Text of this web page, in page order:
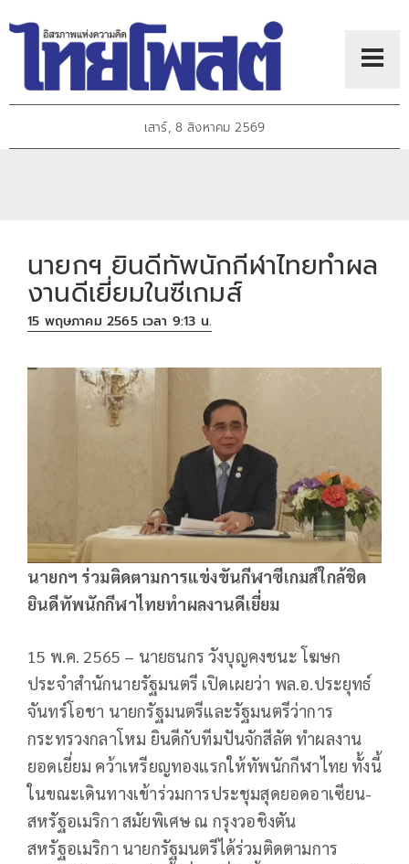
เสาร์, 8 สิงหาคม 2569
นายกฯ ยินดีทัพนักกีฬาไทยทำผล
งานดีเยี่ยมในซีเกมส์
15 พฤษภาคม 2565 เวลา 9:13 น.
นายกฯ ร่วมติดตามการแข่งขันกีฬาซีเกมส์ใกล้ชิด
ยินดีทัพนักกีฬาไทยทำผลงานดีเยี่ยม
15 พ.ค. 2565 – นายธนกร วังบุญคงชนะ โฆษก
ประจำสำนักนายรัฐมนตรี เปิดเผยว่า พล.อ.ประยุทธ์
จันทร์โอชา นายกรัฐมนตรีและรัฐมนตรีว่าการ
กระทรวงกลาโหม ยินดีกับทีมปันจักสีลัต ทำผลงาน
ยอดเยี่ยม คว้าเหรียญทองแรกให้ทัพนักกีฬาไทย ทั้งนี้
ในขณะเดินทางเข้าร่วมการประชุมสุดยอดอาเซียน-
สหรัฐอเมริกา สมัยพิเศษ ณ กรุงวอชิงตัน
สหรัฐอเมริกา นายกรัฐมนตรีได้ร่วมติดตามการ